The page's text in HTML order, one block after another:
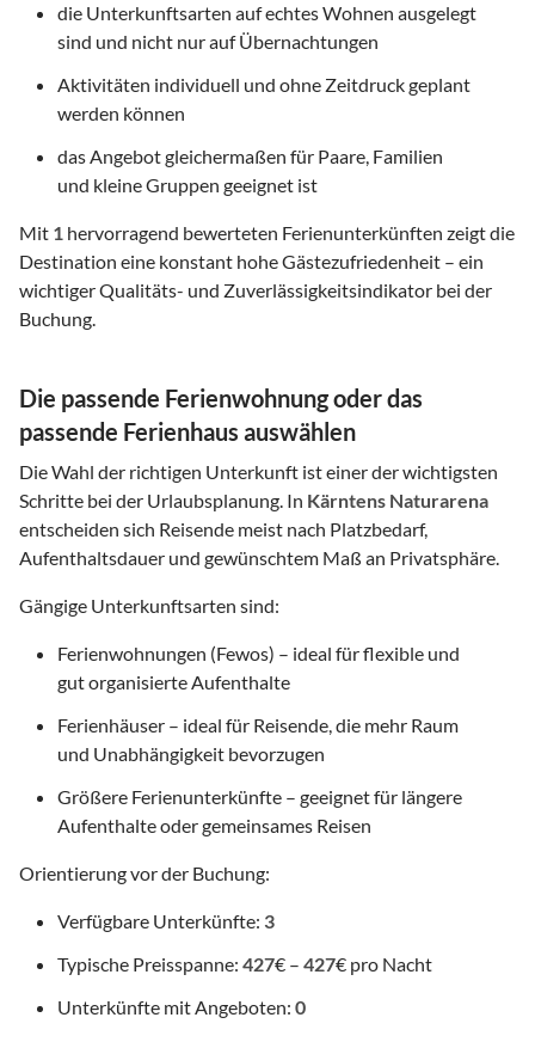
die Unterkunftsarten auf echtes Wohnen ausgelegt
sind und nicht nur auf Übernachtungen
Aktivitäten individuell und ohne Zeitdruck geplant
werden können
das Angebot gleichermaßen für Paare, Familien
und kleine Gruppen geeignet ist
Mit 1 hervorragend bewerteten Ferienunterkünften zeigt die
Destination eine konstant hohe Gästezufriedenheit – ein
wichtiger Qualitäts- und Zuverlässigkeitsindikator bei der
Buchung.
Die passende Ferienwohnung oder das
passende Ferienhaus auswählen
Die Wahl der richtigen Unterkunft ist einer der wichtigsten
Schritte bei der Urlaubsplanung. In Kärntens Naturarena
entscheiden sich Reisende meist nach Platzbedarf,
Aufenthaltsdauer und gewünschtem Maß an Privatsphäre.
Gängige Unterkunftsarten sind:
Ferienwohnungen (Fewos) – ideal für flexible und
gut organisierte Aufenthalte
Ferienhäuser – ideal für Reisende, die mehr Raum
und Unabhängigkeit bevorzugen
Größere Ferienunterkünfte – geeignet für längere
Aufenthalte oder gemeinsames Reisen
Orientierung vor der Buchung:
Verfügbare Unterkünfte: 3
Typische Preisspanne: 427€ – 427€ pro Nacht
Unterkünfte mit Angeboten: 0